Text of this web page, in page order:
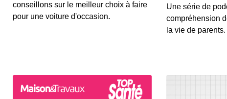
23 juin 2026 : Sécurité alimentaire,
conseillons sur le meilleur choix à faire
pour une voiture d'occasion.
Une série de
compréhension
la vie de parents.